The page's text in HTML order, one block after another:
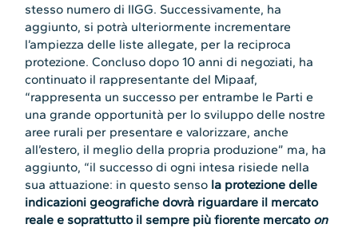
stesso numero di IIGG. Successivamente, ha
aggiunto, si potrà ulteriormente incrementare
l’ampiezza delle liste allegate, per la reciproca
protezione. Concluso dopo 10 anni di negoziati, ha
continuato il rappresentante del Mipaaf,
“rappresenta un successo per entrambe le Parti e
una grande opportunità per lo sviluppo delle nostre
aree rurali per presentare e valorizzare, anche
all’estero, il meglio della propria produzione” ma, ha
aggiunto, “il successo di ogni intesa risiede nella
sua attuazione: in questo senso la protezione delle
indicazioni geografiche dovrà riguardare il mercato
reale e soprattutto il sempre più fiorente mercato on